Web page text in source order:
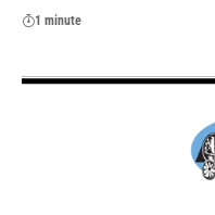
1 minute